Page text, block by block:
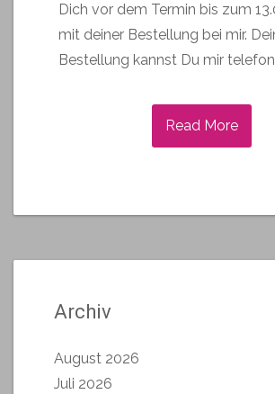
Dich vor dem Termin bis zum
mit deiner Bestellung bei mir.
Bestellung kannst Du mir
Read More
Archiv
August 2026
Juli 2026